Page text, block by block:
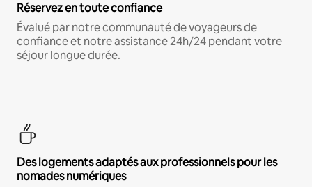
Réservez en toute confiance
Évalué par notre communauté de voyageurs de
confiance et notre assistance 24h/24 pendant votre
séjour longue durée.
Des logements adaptés aux professionnels pour les
nomades numériques